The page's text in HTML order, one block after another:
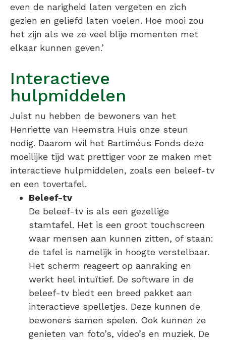
even de narigheid laten vergeten en zich
gezien en geliefd laten voelen. Hoe mooi zou
het zijn als we ze veel blije momenten met
elkaar kunnen geven.’
Interactieve
hulpmiddelen
Juist nu hebben de bewoners van het
Henriette van Heemstra Huis onze steun
nodig. Daarom wil het Bartiméus Fonds deze
moeilijke tijd wat prettiger voor ze maken met
interactieve hulpmiddelen, zoals een beleef-tv
en een tovertafel.
Beleef-tv
De beleef-tv is als een gezellige
stamtafel. Het is een groot touchscreen
waar mensen aan kunnen zitten, of staan:
de tafel is namelijk in hoogte verstelbaar.
Het scherm reageert op aanraking en
werkt heel intuïtief. De software in de
beleef-tv biedt een breed pakket aan
interactieve spelletjes. Deze kunnen de
bewoners samen spelen. Ook kunnen ze
genieten van foto’s, video’s en muziek. De